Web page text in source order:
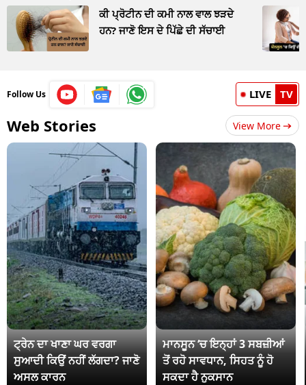
ਕੀ ਪ੍ਰੋਟੀਨ ਦੀ ਕਮੀ ਨਾਲ ਵਾਲ ਝੜਦੇ
ਹਨ? ਜਾਣੋ ਇਸ ਦੇ ਪਿੱਛੇ ਦੀ ਸੱਚਾਈ
Follow Us LIVE TV
Web Stories View More
ਟ੍ਰੇਨ ਦਾ ਖਾਣਾ ਘਰ ਵਰਗਾ
ਸੁਆਦੀ ਕਿਉਂ ਨਹੀਂ ਲੱਗਦਾ? ਜਾਣੋ
ਅਸਲ ਕਾਰਨ
ਮਾਨਸੂਨ ‘ਚ ਇਨ੍ਹਾਂ 3 ਸਬਜ਼ੀਆਂ
ਤੋਂ ਰਹੋ ਸਾਵਧਾਨ, ਸਿਹਤ ਨੂੰ ਹੋ
ਸਕਦਾ ਹੈ ਨੁਕਸਾਨ